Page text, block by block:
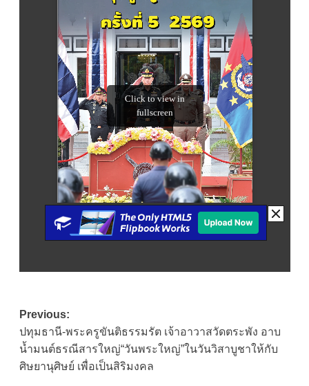
Post
navigation
Previous:
ปทุมธานี-พระครูขันติธรรมรัต เจ้าอาวาสวัดตระพัง อาบ
น้ำมนต์ธรณีสารใหญ่“วันพระใหญ่”ในวันวิสาบูชาให้กับ
ศิษยานุศิษย์ เพื่อเป็นสิริมงคล